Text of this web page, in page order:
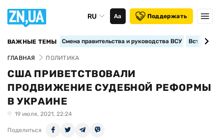
RU Аа Поддержать
ВАЖНЫЕ ТЕМЫ Смена правительства и руководства ВСУ
ГЛАВНАЯ ПОЛИТИКА
США ПРИВЕТСТВОВАЛИ
ПРОДВИЖЕНИЕ СУДЕБНОЙ РЕФОРМЫ
В УКРАИНЕ
19 июля, 2021, 22:24
Поделиться